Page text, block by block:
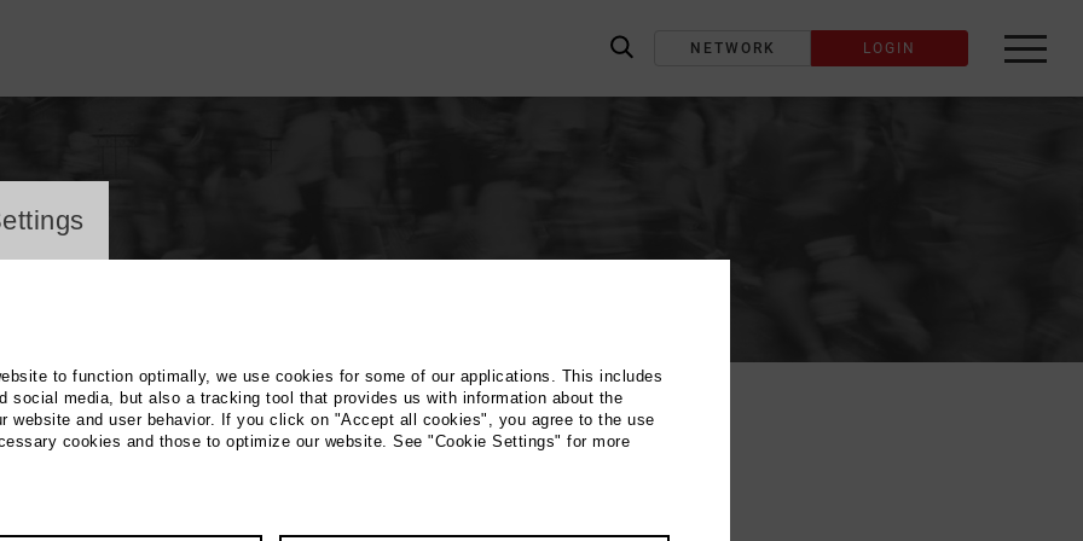
NETWORK LOGIN
Herz
to function optimally, we use cookies for some of our applications. This includes
social media, but also a tracking tool that provides us with information about the
website and user behavior. If you click on "Accept all cookies", you agree to the use
cookies and those to optimize our website. See "Cookie Settings" for more